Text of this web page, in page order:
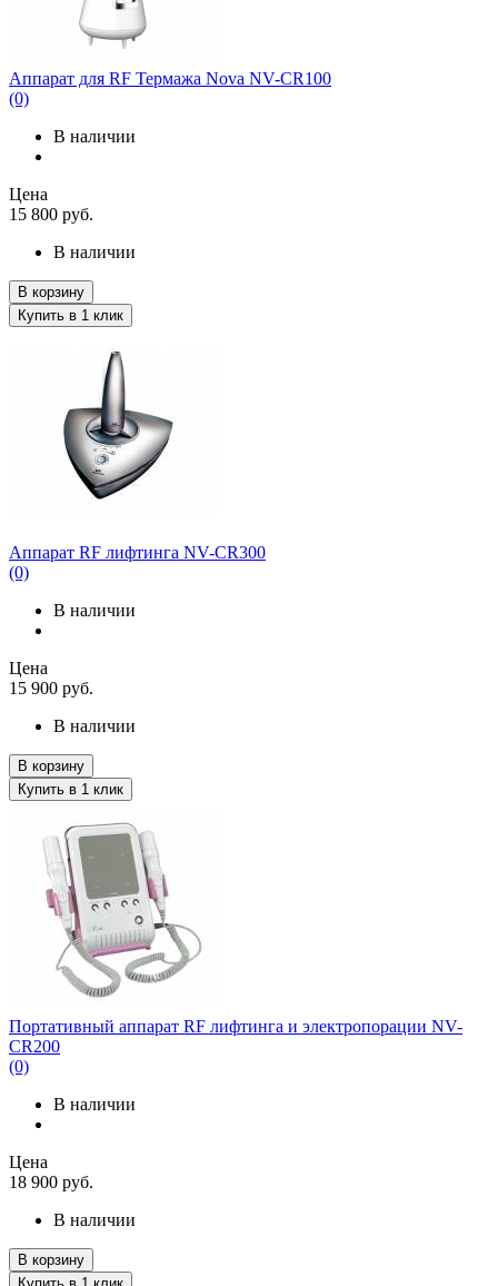
Аппарат для RF Термажа Nova NV-CR100
(0)
В наличии
Цена
15 800 руб.
В наличии
В корзину
Купить в 1 клик
Аппарат RF лифтинга NV-CR300
(0)
В наличии
Цена
15 900 руб.
В наличии
В корзину
Купить в 1 клик
Портативный аппарат RF лифтинга и электропорации NV-
CR200
(0)
В наличии
Цена
18 900 руб.
В наличии
В корзину